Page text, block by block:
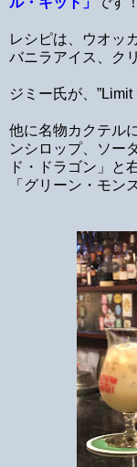
レシピは、ウオッ
バニラアイス、ク
ジミー氏が、
他に名物カクテル
ンシロップ、ソー
ド・ドラゴン」と
「グリーン・モン